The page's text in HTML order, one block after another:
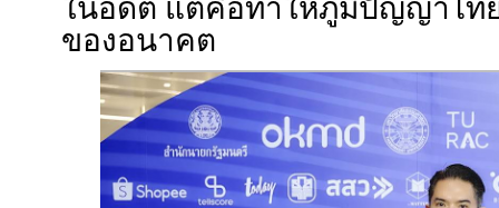
ในอดีต แต่คือทำให้ภูมิปัญญาไท
ของอนาคต